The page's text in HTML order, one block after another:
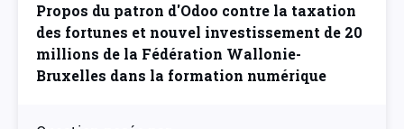
Propos du patron d'Odoo contre la taxation
des fortunes et nouvel investissement de 20
millions de la Fédération Wallonie-
Bruxelles dans la formation numérique